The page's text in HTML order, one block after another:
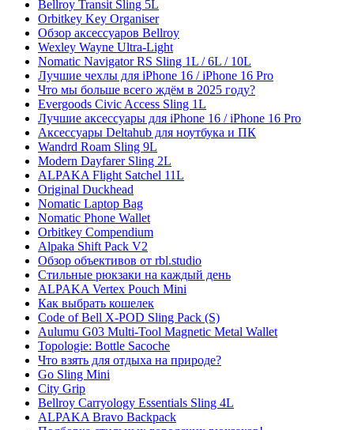
Bellroy Transit Sling 5L
Orbitkey Key Organiser
Обзор аксессуаров Bellroy
Wexley Wayne Ultra-Light
Nomatic Navigator RS Sling 1L / 6L / 10L
Лучшие чехлы для iPhone 16 / iPhone 16 Pro
Что мы больше всего ждём в 2025 году?
Evergoods Civic Access Sling 1L
Лучшие аксессуары для iPhone 16 / iPhone 16 Pro
Аксессуары Deltahub для ноутбука и ПК
Wandrd Roam Sling 9L
Modern Dayfarer Sling 2L
ALPAKA Flight Satchel 11L
Original Duckhead
Nomatic Laptop Bag
Nomatic Phone Wallet
Orbitkey Compendium
Alpaka Shift Pack V2
Обзор объективов от rbl.studio
Стильные рюкзаки на каждый день
ALPAKA Vertex Pouch Mini
Как выбрать кошелек
Code of Bell X-POD Sling Pack (S)
Aulumu G03 Multi-Tool Magnetic Metal Wallet
Topologie: Bottle Sacoche
Что взять для отдыха на природе?
Go Sling Mini
City Grip
Bellroy Carryology Essentials Sling 4L
ALPAKA Bravo Backpack